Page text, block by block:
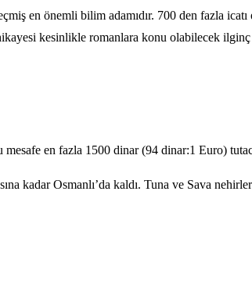
en önemli bilim adamıdır. 700 den fazla icatı
kesinlikle romanlara konu olabilecek
en fazla 1500 dinar (94 dinar:1 Euro)
kadar Osmanlı’da kaldı. Tuna ve Sava